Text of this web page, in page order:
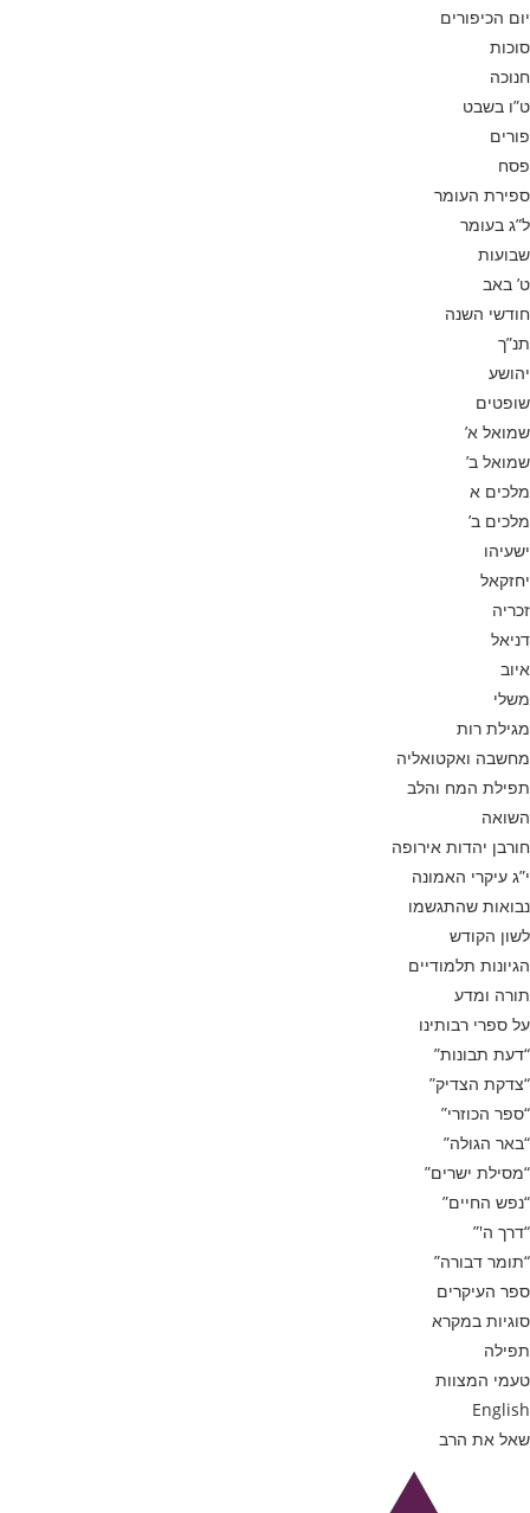
יום הכיפורים
סוכות
חנוכה
ט”ו בשבט
פורים
פסח
ספירת העומר
ל”ג בעומר
שבועות
ט’ באב
חודשי השנה
תנ”ך
יהושע
שופטים
שמואל א’
שמואל ב’
מלכים א
מלכים ב’
ישעיהו
יחזקאל
זכריה
דניאל
איוב
משלי
מגילת רות
מחשבה ואקטואליה
תפילת המח והלב
השואה
חורבן יהדות אירופה
י”ג עיקרי האמונה
נבואות שהתגשמו
לשון הקודש
הגיונות תלמודיים
תורה ומדע
על ספרי רבותינו
“דעת תבונות”
“צדקת הצדיק”
“ספר הכוזרי”
“באר הגולה”
“מסילת ישרים”
“נפש החיים”
“דרך ה'”
“תומר דבורה”
ספר העיקרים
סוגיות במקרא
תפילה
טעמי המצוות
English
שאל את הרב